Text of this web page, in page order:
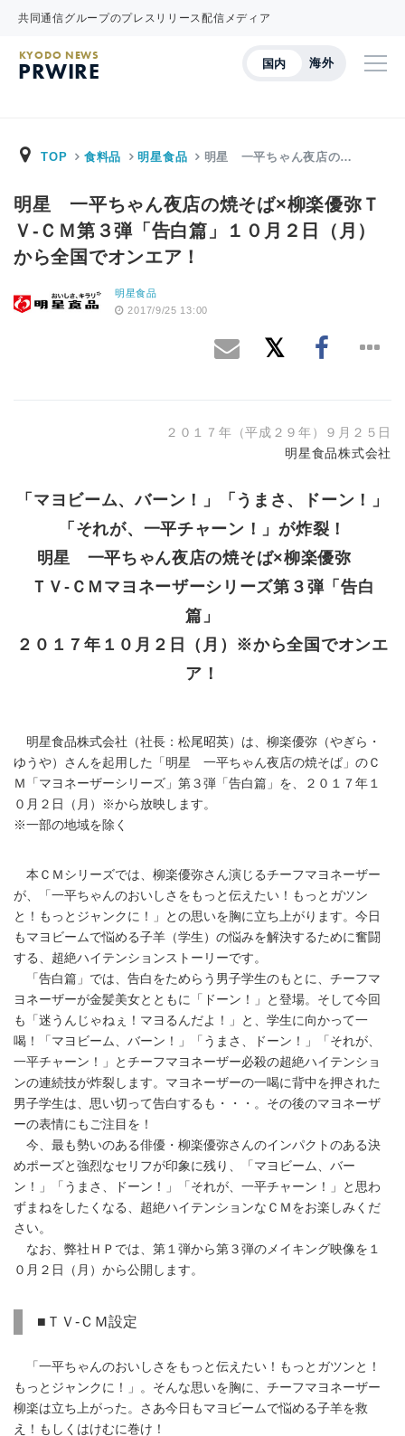
共同通信グループのプレスリリース配信メディア
国内 海外
KYODO NEWS
PRWIRE
TOP 食料品 明星食品 明星 一平ちゃん夜店の…
明星 一平ちゃん夜店の焼そば×柳楽優弥Ｔ
Ｖ-ＣＭ第３弾「告白篇」１０月２日（月）
から全国でオンエア！
明星食品
2017/9/25 13:00
２０１７年（平成２９年）９月２５日
明星食品株式会社
「マヨビーム、バーン！」「うまさ、ドーン！」
「それが、一平チャーン！」が炸裂！
明星 一平ちゃん夜店の焼そば×柳楽優弥
ＴＶ-ＣＭマヨネーザーシリーズ第３弾「告白
篇」
２０１７年１０月２日（月）※から全国でオンエ
ア！
明星食品株式会社（社長：松尾昭英）は、柳楽優弥（やぎら・
ゆうや）さんを起用した「明星 一平ちゃん夜店の焼そば」のＣ
Ｍ「マヨネーザーシリーズ」第３弾「告白篇」を、２０１７年１
０月２日（月）※から放映します。
※一部の地域を除く
本ＣＭシリーズでは、柳楽優弥さん演じるチーフマヨネーザー
が、「一平ちゃんのおいしさをもっと伝えたい！もっとガツン
と！もっとジャンクに！」との思いを胸に立ち上がります。今日
もマヨビームで悩める子羊（学生）の悩みを解決するために奮闘
する、超絶ハイテンションストーリーです。
「告白篇」では、告白をためらう男子学生のもとに、チーフマ
ヨネーザーが金髪美女とともに「ドーン！」と登場。そして今回
も「迷うんじゃねぇ！マヨるんだよ！」と、学生に向かって一
喝！「マヨビーム、バーン！」「うまさ、ドーン！」「それが、
一平チャーン！」とチーフマヨネーザー必殺の超絶ハイテンショ
ンの連続技が炸裂します。マヨネーザーの一喝に背中を押された
男子学生は、思い切って告白するも・・・。その後のマヨネーザ
ーの表情にもご注目を！
今、最も勢いのある俳優・柳楽優弥さんのインパクトのある決
めポーズと強烈なセリフが印象に残り、「マヨビーム、バー
ン！」「うまさ、ドーン！」「それが、一平チャーン！」と思わ
ずまねをしたくなる、超絶ハイテンションなＣＭをお楽しみくだ
さい。
なお、弊社ＨＰでは、第１弾から第３弾のメイキング映像を１
０月２日（月）から公開します。
■ＴＶ‐ＣＭ設定
「一平ちゃんのおいしさをもっと伝えたい！もっとガツンと！
もっとジャンクに！」。そんな思いを胸に、チーフマヨネーザー
柳楽は立ち上がった。さあ今日もマヨビームで悩める子羊を救
え！もしくはけむに巻け！